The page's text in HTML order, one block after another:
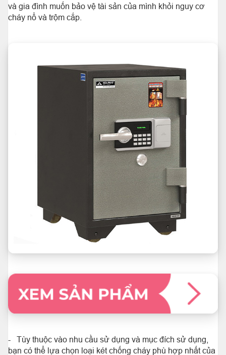
và gia đình muốn bảo vệ tài sản của mình khỏi nguy cơ
cháy nổ và trộm cắp.
- Tùy thuộc vào nhu cầu sử dụng và mục đích sử dụng,
bạn có thể lựa chọn loại két chống cháy phù hợp nhất của